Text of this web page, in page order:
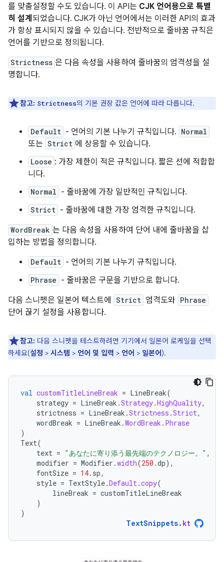
를 맞춤설정할 수도 있습니다. 이 API는 CJK 언어용으로 특별
히 설계 되었습니다. CJK가 아닌 언어에서는 이러한 API의 효과
가 항상 표시되지 않을 수 있습니다. 전반적으로 줄바꿈 규칙은
언어를 기반으로 정의됩니다.
Strictness 은 다음 속성을 사용하여 줄바꿈의 엄격성을 설
명합니다.
참고: Strictness의 기본 권장 값은 언어에 따라 다릅니다.
Default - 언어의 기본 나누기 규칙입니다. Normal
또는 Strict 에 상응할 수 있습니다.
Loose : 가장 제한이 적은 규칙입니다. 짧은 선에 적합합
니다.
Normal - 줄바꿈에 가장 일반적인 규칙입니다.
Strict - 줄바꿈에 대한 가장 엄격한 규칙입니다.
WordBreak 는 다음 속성을 사용하여 단어 내에 줄바꿈을 삽
입하는 방법을 정의합니다.
Default - 언어의 기본 나누기 규칙입니다.
Phrase - 줄바꿈은 구문을 기반으로 합니다.
다음 스니펫은 일본어 텍스트에
Strict 엄격도와 Phrase
단어 끊기 설정을 사용합니다.
참고: 다음 스니펫을 테스트하려면 기기에서 일본어 로케일을 선택
하세요(설정 > 시스템 > 언어 및 입력 > 언어 > 일본어).
val customTitleLineBreak = LineBreak(
strategy = LineBreak .Strategy.HighQuality,
strictness = LineBreak .Strictness .Strict,
wordBreak = LineBreak .WordBreak . Phrase
)
Text(
text = "あなたに寄り添う最先端のテクノロジー。" ,
modifier = Modifier .width(250.dp),
fontSize = 14. sp,
style = TextStyle.Default .copy(
lineBreak = customTitleLineBreak
)
)
TextSnippets. kt